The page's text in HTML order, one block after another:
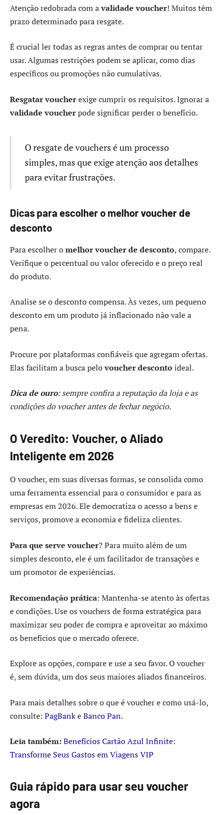
Atenção redobrada com avalidade voucher! Muitos têm
prazo determinado para resgate.
É crucial ler todas as regras antes de comprar ou tentar
usar. Algumas restrições podem se aplicar, como dias
específicos ou promoções não cumulativas.
Resgatar voucherexige cumprir os requisitos. Ignorar a
validade voucherpode significar perder o benefício.
O resgate de vouchers é um processo
simples, mas que exige atenção aos detalhes
para evitar frustrações.
Dicas para escolher o melhor voucher de
desconto
Para escolher omelhor voucher de desconto, compare.
Verifique o percentual ou valor oferecido e o preço real
do produto.
Analise se o desconto compensa. Às vezes, um pequeno
desconto em um produto já inflacionado não vale a
pena.
Procure por plataformas confiáveis que agregam ofertas.
Elas facilitam a busca pelovoucher desconto ideal.
Dica de ouro: sempre confira a reputação da loja e as
condições do voucher antes de fechar negócio.
O Veredito: Voucher, o Aliado
Inteligente em 2026
O voucher, em suas diversas formas, se consolida como
uma ferramenta essencial para o consumidor e para as
empresas em 2026. Ele democratiza o acesso a bens e
serviços, promove a economia e fideliza clientes.
Para que serve voucher? Para muito além de um
simples desconto, ele é um facilitador de transações e
um promotor de experiências.
Recomendação prática: Mantenha-se atento às ofertas
e condições. Use os vouchers de forma estratégica para
maximizar seu poder de compra e aproveitar ao máximo
os benefícios que o mercado oferece.
Explore as opções, compare e use a seu favor. O voucher
é, sem dúvida, um dos seus maiores aliados financeiros.
Para mais detalhes sobre o que é voucher e como usá-lo,
consulte: PagBankeBanco Pan.
Leia também:Benefícios Cartão Azul Infinite:
Transforme Seus Gastos em Viagens VIP
Guia rápido para usar seu voucher
agora